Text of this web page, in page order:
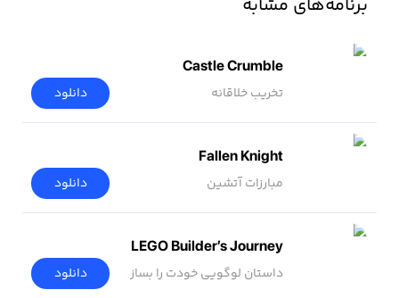
برنامه‌های مشابه
Castle Crumble
تخریب خلاقانه دانلود
Fallen Knight
مبارزات آتشین دانلود
LEGO Builder’s Journey
داستان لوگویی خودت را بساز دانلود